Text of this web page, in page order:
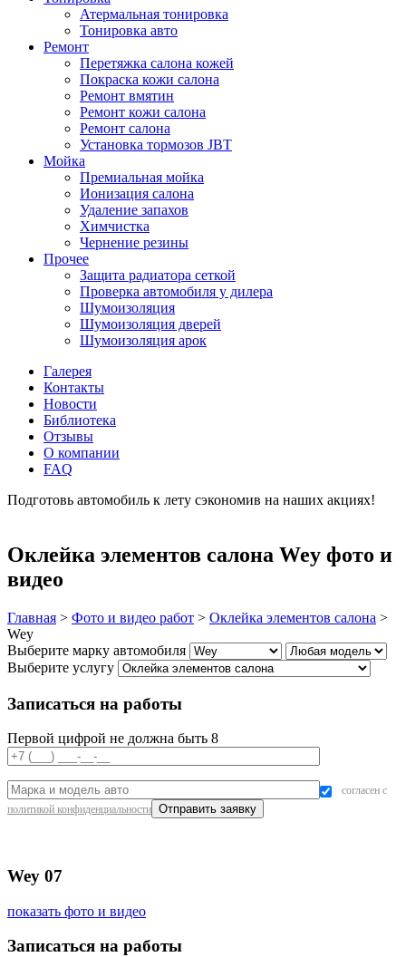
Атермальная тонировка
Тонировка авто
Ремонт
Перетяжка салона кожей
Покраска кожи салона
Ремонт вмятин
Ремонт кожи салона
Ремонт салона
Установка тормозов JBT
Мойка
Премиальная мойка
Ионизация салона
Удаление запахов
Химчистка
Чернение резины
Прочее
Защита радиатора сеткой
Проверка автомобиля у дилера
Шумоизоляция
Шумоизоляция дверей
Шумоизоляция арок
Галерея
Контакты
Новости
Библиотека
Отзывы
О компании
FAQ
Подготовь автомобиль к лету сэкономив на наших акциях!
Оклейка элементов салона Wey фото и
видео
Главная > Фото и видео работ > Оклейка элементов салона >
Wey
Выберите марку автомобиля
Выберите услугу
Записаться на работы
Первой цифрой не должна быть 8
согласен с
политикой конфиденциальности
Wey 07
показать фото и видео
Записаться на работы